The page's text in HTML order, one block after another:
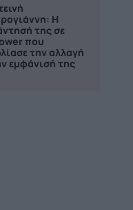
Η
της σε
που
την αλλαγή
εμφάνισή της